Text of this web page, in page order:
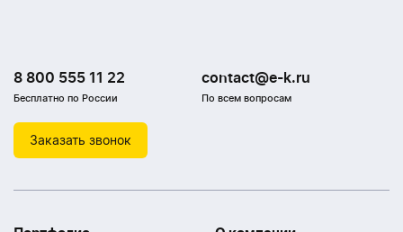
8 800 555 11 22
Бесплатно по России
contact@e-k.ru
По всем вопросам
Заказать звонок